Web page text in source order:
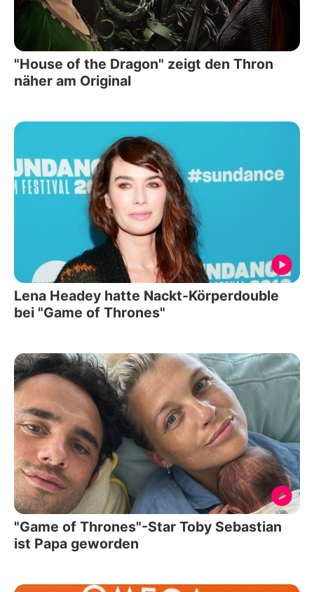
"House of the Dragon" zeigt den Thron
näher am Original
Lena Headey hatte Nackt-Körperdouble
bei "Game of Thrones"
"Game of Thrones"-Star Toby Sebastian
ist Papa geworden